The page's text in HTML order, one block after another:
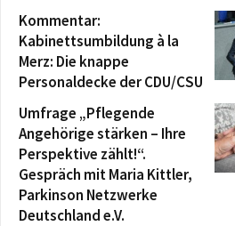
Kommentar:
Kabinettsumbildung à la
Merz: Die knappe
Personaldecke der CDU/CSU
Umfrage „Pflegende
Angehörige stärken – Ihre
Perspektive zählt!“.
Gespräch mit Maria Kittler,
Parkinson Netzwerke
Deutschland e.V.